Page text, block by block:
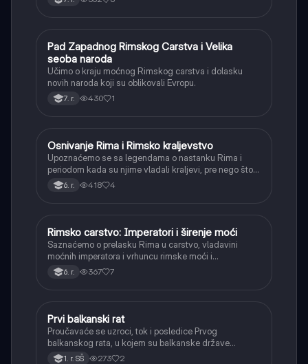
Istorija
Pad Zapadnog Rimskog Carstva i Velika
seoba naroda
Učimo o kraju moćnog Rimskog carstva i dolasku
novih naroda koji su oblikovali Evropu.
7. r. 430 1
Istorija
Osnivanje Rima i Rimsko kraljevstvo
Upoznaćemo se sa legendama o nastanku Rima i
periodom kada su njime vladali kraljevi, pre nego što
je postao republika.
6. r. 418 4
Istorija
Rimsko carstvo: Imperatori i širenje moći
Saznaćemo o prelasku Rima u carstvo, vladavini
moćnih imperatora i vrhuncu rimske moći i
teritorijalnog širenja.
6. r. 367 7
Istorija
Prvi balkanski rat
Proučavaće se uzroci, tok i posledice Prvog
balkanskog rata, u kojem su balkanske države
oslobodile veći deo teritorija od Osmanskog carstva.
1. r. SŠ 273 2